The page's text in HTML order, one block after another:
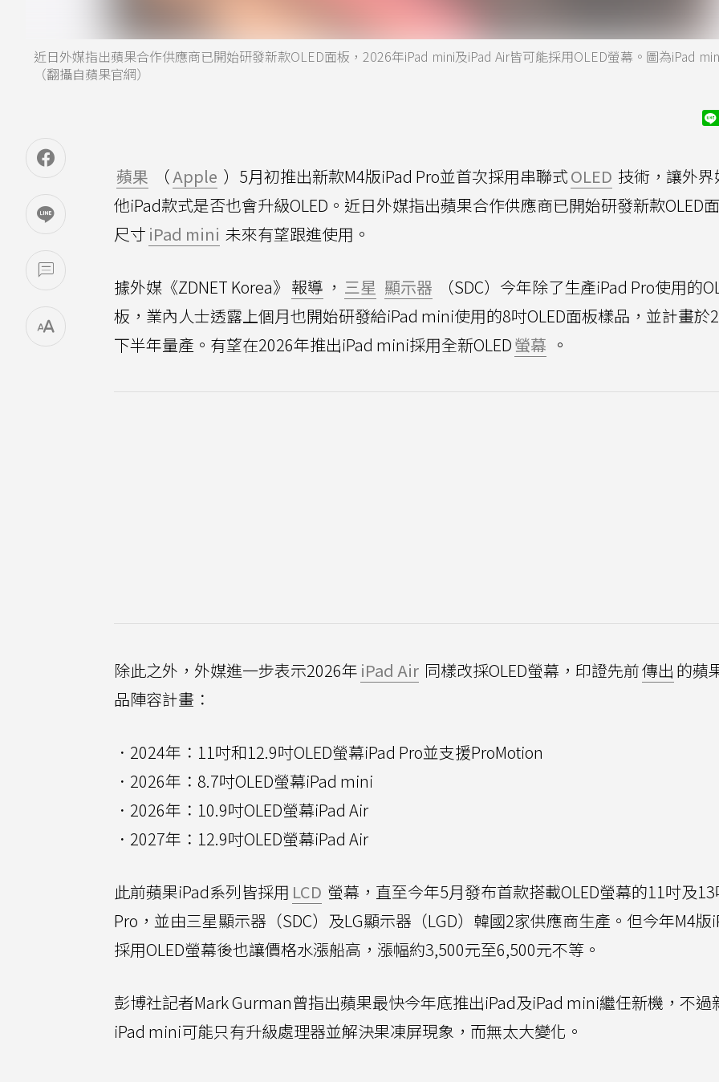
近日外媒指出蘋果合作供應商已開始研發新款OLED面板，2026年iPad mini及iPad Air皆可能採用OLED螢幕。圖為iPad
（翻攝自蘋果官網）
蘋果 （Apple ）5月初推出新款M4版iPad Pro並首次採用串聯式OLED 技術，讓外
他iPad款式是否也會升級OLED。近日外媒指出蘋果合作供應商已開始研發新款OLED
尺寸 iPad mini 未來有望跟進使用。
據外媒《ZDNET Korea》 報導 ， 三星 顯示器
（SDC）今年除了生產iPad Pro使用的
板，業內人士透露上個月也開始研發給iPad mini使用的8吋OLED面板樣品，並計畫於
下半年量產。有望在2026年推出iPad mini採用全新OLED螢幕 。
除此之外，外媒進一步表示2026年 iPad Air 同樣改採OLED螢幕，印證先前傳出 的蘋
品陣容計畫：
．2024年：11吋和12.9吋OLED螢幕iPad Pro並支援ProMotion
．2026年：8.7吋OLED螢幕iPad mini
．2026年：10.9吋OLED螢幕iPad Air
．2027年：12.9吋OLED螢幕iPad Air
此前蘋果iPad系列皆採用 LCD 螢幕，直至今年5月發布首款搭載OLED螢幕的11吋及
Pro，並由三星顯示器（SDC）及LG顯示器（LGD）韓國2家供應商生產。但今年M4版
採用OLED螢幕後也讓價格水漲船高，漲幅約3,500元至6,500元不等。
彭博社記者Mark Gurman曾指出蘋果最快今年底推出iPad及iPad mini繼任新機，不過
iPad mini可能只有升級處理器並解決果凍屏現象，而無太大變化。